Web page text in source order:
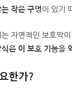
작은 구멍이 있기
자연적인 보호막
은 이 보호 기능을
한가?